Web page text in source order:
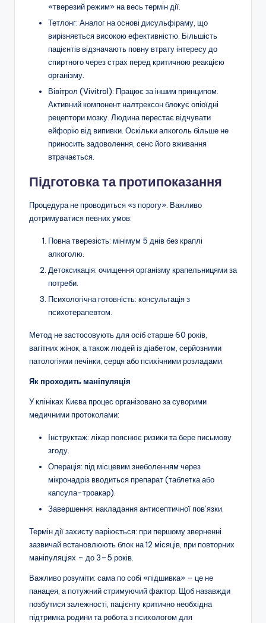
«тверезий режим» на весь термін дії.
Тетлонг: Аналог на основі дисульфіраму, що
вирізняється високою ефективністю. Більшість
пацієнтів відзначають повну втрату інтересу до
спиртного через страх перед критичною реакцією
організму.
Вівітрол (Vivitrol): Працює за іншим принципом.
Активний компонент налтрексон блокує опіоїдні
рецептори мозку. Людина перестає відчувати
ейфорію від випивки. Оскільки алкоголь більше не
приносить задоволення, сенс його вживання
втрачається.
Підготовка та протипоказання
Процедура не проводиться «з порогу». Важливо
дотримуватися певних умов:
Повна тверезість: мінімум 5 днів без краплі
алкоголю.
Детоксикація: очищення організму крапельницями за
потреби.
Психологічна готовність: консультація з
психотерапевтом.
Метод не застосовують для осіб старше 60 років,
вагітних жінок, а також людей із діабетом, серйозними
патологіями печінки, серця або психічними розладами.
Як проходить маніпуляція
У клініках Києва процес організовано за суворими
медичними протоколами:
Інструктаж: лікар пояснює ризики та бере письмову
згоду.
Операція: під місцевим знеболенням через
мікронадріз вводиться препарат (таблетка або
капсула-троакар).
Завершення: накладання антисептичної пов’язки.
Термін дії захисту варіюється: при першому зверненні
зазвичай встановлюють блок на 12 місяців, при повторних
маніпуляціях – до 3–5 років.
Важливо розуміти: сама по собі «підшивка» – це не
панацея, а потужний стримуючий фактор. Щоб назавжди
позбутися залежності, пацієнту критично необхідна
підтримка родини та робота з психологом для